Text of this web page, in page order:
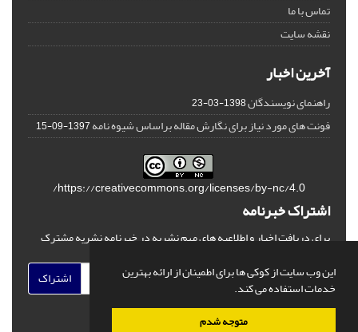
این وب سایت از کوکی ها برای اطمینان از ارائه بهترین
خدمات استفاده می کند.
متوجه شدم
تماس با ما
نقشه سایت
آخرین اخبار
راهنمای نویسندگان1398-03-23
فونت های مورد نیاز برای نگارش مقاله براساس شیوه نامه1397-09-15
https://creativecommons.org/licenses/by-nc/4.0/
اشتراک خبرنامه
برای دریافت اخبار و اطلاعیه های مهم نشریه در خبرنامه نشریه مشترک
اشتراک